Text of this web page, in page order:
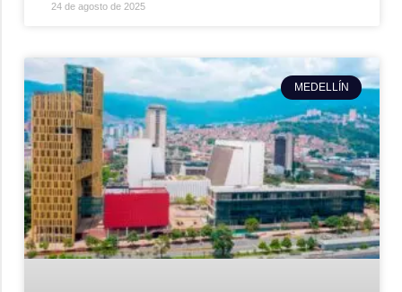
24 de agosto de 2025
MEDELLÍN